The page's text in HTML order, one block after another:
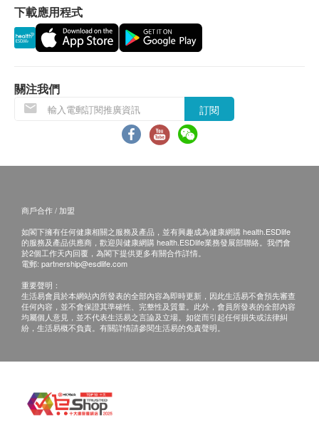
肝功能
谷丙轉氨酵素
總膽紅素
鹼性磷酸酶
肌酸酐
血液檢查
嗜鹼性白血球
嗜酸性白血球
血色素
嗜中性白血球
紅血球分佈寬度
淋巴白血球
紅血球平均體積
紅血球總數
白血球總數
星期一至五︰上午9時至下午1時 ; 下午2時30分至5時
30分
星期六︰上午9時至下午12時30分
其他條款
查詢及預約方法：(+852) 2810 9188
服務地點: 香港中環皇后大道中16-18號新世界大廈
計劃並不包含專科醫生診症費用、治療費、藥費
等。
計劃不可兌換現金或其他產品，亦不能轉讓及退
款。
所有健康檢查並非作醫療診斷或治療用途。
如個別人士有特別醫療需求，港怡醫院會保留按情
況徵收額外費用的權利。
須另行通知。如有任何爭議，港怡醫院保留最終決
下載應用程式
關注我們
訂閱
商戶合作 / 加盟
如閣下擁有任何健康相關之服務及產品，並有興趣成為健康網購 health.ESDlife
的服務及產品供應商，歡迎與健康網購 health.ESDlife業務發展部聯絡。我們會
於2個工作天內回覆，為閣下提供更多有關合作詳情。
電郵: partnership@esdlife.com
重要聲明：
生活易會員於本網站內所發表的全部內容為即時更新，因此生活易不會預先審查
任何內容，並不會保證其準確性、完整性及質量。此外，會員所發表的全部內容
均屬個人意見，並不代表生活易之言論及立場。如從而引起任何損失或法律糾
紛，生活易概不負責。有關詳情請參閱生活易的免責聲明。